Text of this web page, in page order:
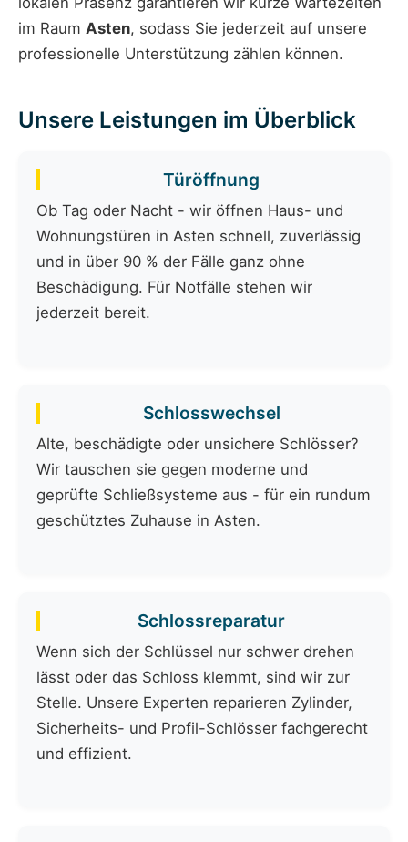
im Raum Asten, sodass Sie jederzeit auf unsere
professionelle Unterstützung zählen können.
Unsere Leistungen im Überblick
Türöffnung
Ob Tag oder Nacht - wir öffnen Haus- und
Wohnungstüren in Asten schnell, zuverlässig
und in über 90 % der Fälle ganz ohne
Beschädigung. Für Notfälle stehen wir
jederzeit bereit.
Schlosswechsel
Alte, beschädigte oder unsichere Schlösser?
Wir tauschen sie gegen moderne und
geprüfte Schließsysteme aus - für ein rundum
geschütztes Zuhause in Asten.
Schlossreparatur
Wenn sich der Schlüssel nur schwer drehen
lässt oder das Schloss klemmt, sind wir zur
Stelle. Unsere Experten reparieren Zylinder,
Sicherheits- und Profil-Schlösser fachgerecht
und effizient.